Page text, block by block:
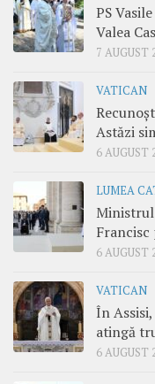
PS
Valea
7 AUGUST
VATICAN
Astăzi
6 AUGUST
LUMEA
Francisc
6 AUGUST
VATICAN
În
atingă
6 AUGUST